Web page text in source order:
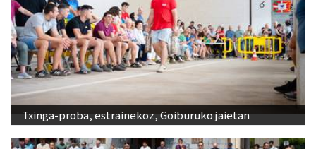
Txinga-proba, estrainekoz, Goiburuko jaietan